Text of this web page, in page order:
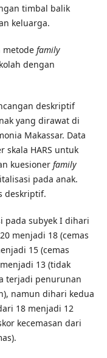
timbal balik
keluarga.
metode family
dengan
deskriptif
yang dirawat di
Makassar. Data
skala HARS untuk
kuesioner family
pada anak.
deskriptif.
pada subyek I dihari
menjadi 18 (cemas
15 (cemas
13 (tidak
terjadi penurunan
namun dihari kedua
18 menjadi 12
kecemasan dari